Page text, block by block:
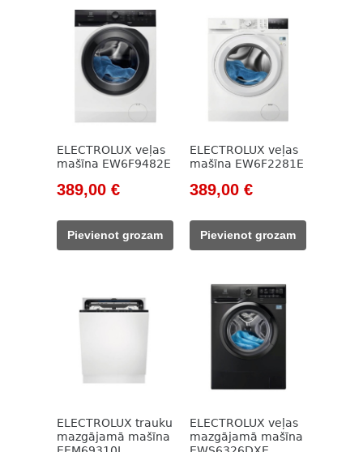
ELECTROLUX veļas
mašīna EW6F9482E
Original
was:
524,00 €.
389,00 €Current
389,00 €.
Pievienot grozam
ELECTROLUX veļas
mašīna EW6F2281E
Original
was:
560,00 €.
389,00 €Current
389,00 €.
Pievienot grozam
ELECTROLUX trauku
mazgājamā mašīna
ELECTROLUX veļas
mazgājamā mašīna